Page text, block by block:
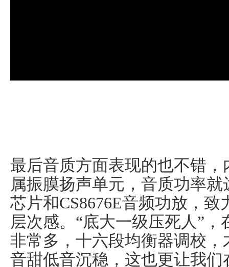
最后音质方面表现的也不错
属振膜扬声单元，音质功率就
芯片和CS8676E音频功放，
层次感。“底大一级压死人”
非常多，十六段均衡器调校
音甜低音沉稳，这也更让我